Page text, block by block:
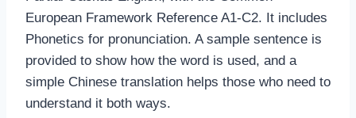
European Framework Reference A1-C2. It includes
Phonetics for pronunciation. A sample sentence is
provided to show how the word is used, and a
simple Chinese translation helps those who need to
understand it both ways.